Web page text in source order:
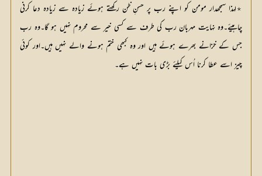
٭لہذا سمجھدار مومن کو اپنے رب پر حسنِ ظن رکھتے ہوئے زیادہ سے زیادہ دعا کرنی
چاہیئے۔وہ نہایت مہربان رب کی طرف سے کسی خیر سے محروم نہیں ہو گا۔وہ رب
جس کے خزانے بھرے ہوئے ہیں اور وہ کبھی ختم ہونے والے نہیں ہیں۔اور کوئی
چیز اسے عطا کرنا اُس کیلئے بڑی بات نہیں ہے۔